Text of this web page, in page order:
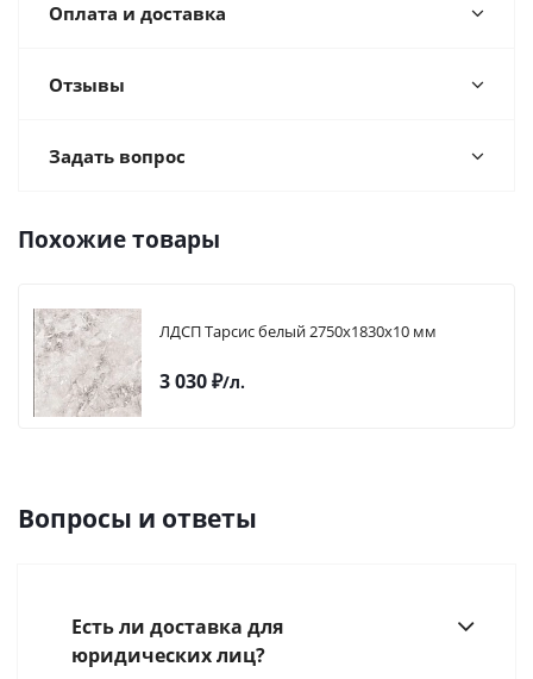
Оплата и доставка
Отзывы
Задать вопрос
Похожие товары
ЛДСП Тарсис белый 2750х1830х10 мм
3 030₽/л.
Вопросы и ответы
Есть ли доставка для
юридических лиц?